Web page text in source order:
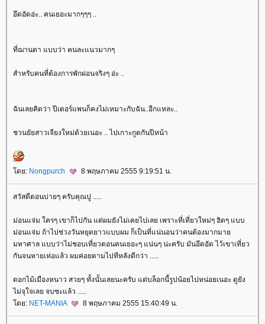
อึดอัดอ่ะ.. คนเยอะมากๆๆๆ ..
ที่ฌานตา แบบว่า คนละแนวมากๆ
สำหรับคนที่ต้องการพักผ่อนจริงๆ อ่ะ ..
ฉันเลยคิดว่า ปีเตอร์แพนก็คงไม่เหมาะกับฉัน..อีกแหละ..
ชวนยัยสาวเจียงใหม่ด้วยเนอะ .. ไปเกาะกูดกันปีหน้า
ดย: Nongpurch 8 พฤษภาคม 2555 9:19:51 น.
สวัสดีตอนบ่ายๆ ครับคุณปู .....
ม่อนแจ่ม ใครๆ เขาก็ไปกัน แต่ผมยังไม่เคยไปเลย เพราะที่เที่ยวใหม่ๆ ฮิตๆ แบบ
ม่อนแจ่ม ถ้าไปช่วงวันหยุดยาวแบบผม ก็เป็นที่แน่นอนว่าคนต้องมากมา
มหาศาล แบบว่าไม่ชอบเที่ยวตอนคนเยอะๆ แน่นๆ น่ะครับ มันอึดอัด ไว้เขาเที่ยว
กันจนหายเห่อแล้ว ผมค่อยตามไปทีหลังดีกว่า .....
ดอกไม้เมืองหนาว สวยๆ ทั้งนั้นเลยนะครับ แต่บล็อกนี้รูปน้อยไปหน่อยเนอะ ดูยัง
ไม่จุใจเลย จบซะแล้ว .....
ดย: NET-MANIA 8 พฤษภาคม 2555 15:40:49 น.